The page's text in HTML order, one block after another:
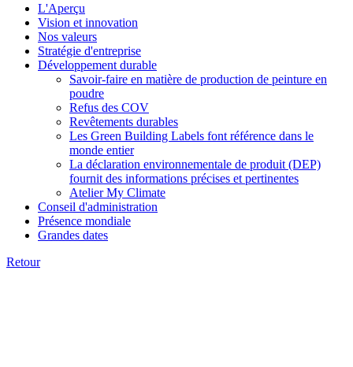
L'Aperçu
Vision et innovation
Nos valeurs
Stratégie d'entreprise
Développement durable
Savoir-faire en matière de production de peinture en
poudre
Refus des COV
Revêtements durables
Les Green Building Labels font référence dans le
monde entier
La déclaration environnementale de produit (DEP)
fournit des informations précises et pertinentes
Atelier My Climate
Conseil d'administration
Présence mondiale
Grandes dates
Retour